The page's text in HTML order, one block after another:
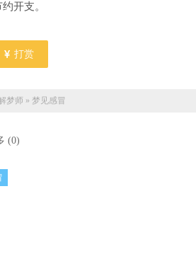
开支。
打赏
梦师 » 梦见感冒
(0)